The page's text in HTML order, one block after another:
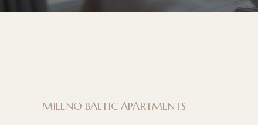
MIELNO BALTIC APARTMENTS